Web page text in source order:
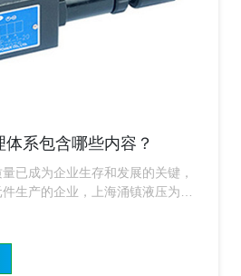
系包含哪些内容？
已成为企业生存和发展的关键，
生产的企业，上海涌镇液压为了
最高标准，我们建立了一套全面
对供应商管理、员工培训、客户
控。